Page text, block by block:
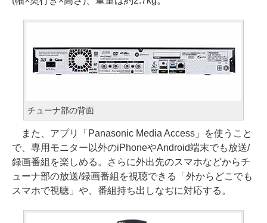
チューナ部の背面
また、アプリ「Panasonic Media Access」を使うこと
で、専用モニター以外のiPhoneやAndroid端末でも放送/
録画番組を楽しめる。さらに外出先のスマホなどからチ
ューナ部の放送/録画番組を視聴できる「外からどこでも
スマホで視聴」や、番組持ち出しなぢに対応する。